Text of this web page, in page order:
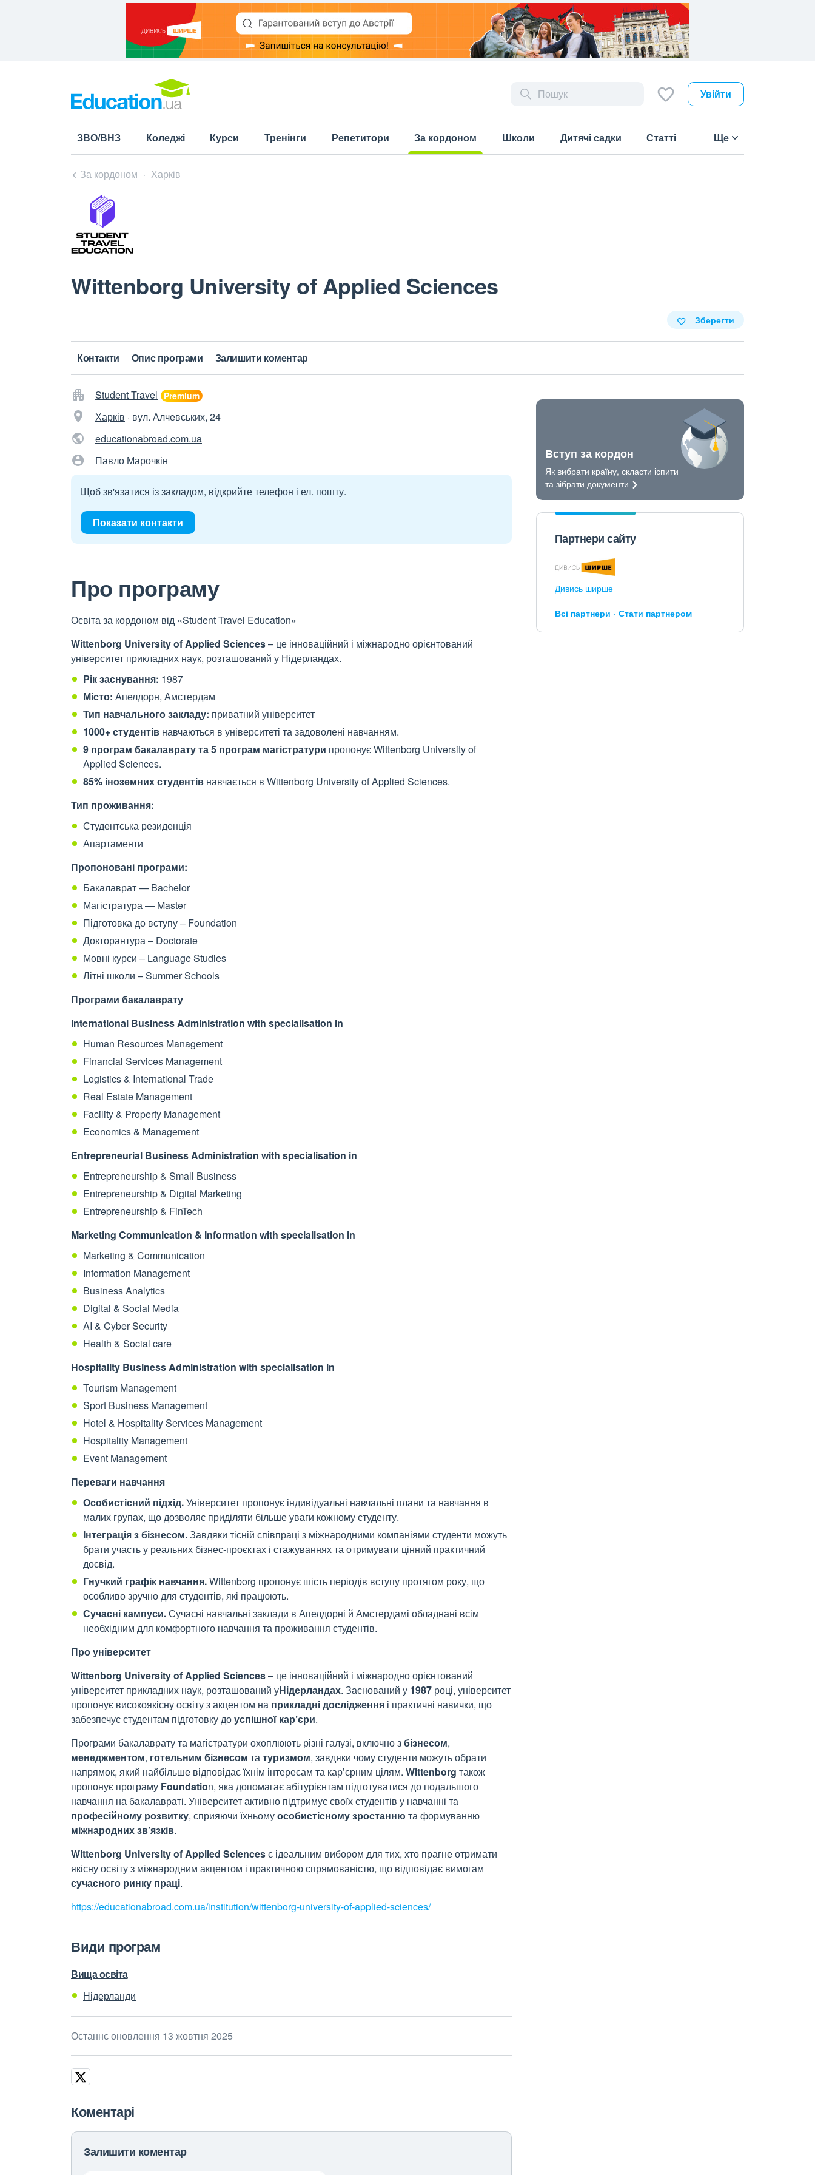
Увійти
ЗВО/ВНЗ Коледжі Курси Тренінги Репетитори
За кордоном
Школи Дитячі садки Статті Ще
За кордоном Харків
Wittenborg University of Applied Sciences
Зберегти
Контакти Опис програми Залишити коментар
Student Travel
Харків · вул. Алчевських, 24
educationabroad.com.ua
Павло Марочкін
Щоб зв'язатися із закладом, відкрийте телефон і ел. пошту.
Показати контакти
Про програму
Освіта за кордоном від «Student Travel Education»
Wittenborg University of Applied Sciences– це інноваційний і міжнародно орієнтований
університет прикладних наук, розташований у Нідерландах.
Рік заснування: 1987
Місто: Апелдорн, Амстердам
Тип навчального закладу: приватний університет
1000+ студентів навчаються в університеті та задоволені навчанням.
9 програм бакалаврату та 5 програм магістратури пропонує Wittenborg University of
Applied Sciences.
85% іноземних студентів навчається в Wittenborg University of Applied Sciences.
Тип проживання:
Студентська резиденція
Апартаменти
Пропоновані програми:
Бакалаврат — Bachelor
Магістратура — Master
Підготовка до вступу – Foundation
Докторантура – Doctorate
Мовні курси – Language Studies
Літні школи – Summer Schools
Програми бакалаврату
International Business Administration with specialisation in
Human Resources Management
Financial Services Management
Logistics & International Trade
Real Estate Management
Facility & Property Management
Economics & Management
Entrepreneurial Business Administration with specialisation in
Entrepreneurship & Small Business
Entrepreneurship & Digital Marketing
Entrepreneurship & FinTech
Marketing Communication & Information with specialisation in
Marketing & Communication
Information Management
Business Analytics
Digital & Social Media
AI & Cyber Security
Health & Social care
Hospitality Business Administration with specialisation in
Tourism Management
Sport Business Management
Hotel & Hospitality Services Management
Hospitality Management
Event Management
Переваги навчання
Особистісний підхід.Університет пропонує індивідуальні навчальні плани та навчання в
малих групах, що дозволяє приділяти більше уваги кожному студенту.
Інтеграція з бізнесом.Завдяки тісній співпраці з міжнародними компаніями студенти можуть
брати участь у реальних бізнес-проєктах і стажуваннях та отримувати цінний практичний
досвід.
Гнучкий графік навчання.Wittenborg пропонує шість періодів вступу протягом року, що
особливо зручно для студентів, які працюють.
Сучасні кампуси.Сучасні навчальні заклади в Апелдорні й Амстердамі обладнані всім
необхідним для комфортного навчання та проживання студентів.
Про університет
Wittenborg UniversityofApplied Sciences– це інноваційний і міжнародно орієнтований
університет прикладних наук, розташований уНідерландах. Заснований у 1987 році, університет
пропонує високоякісну освіту з акцентом на прикладні дослідження і практичні навички, що
забезпечує студентам підготовку доуспішної кар’єри.
Програми бакалаврату та магістратури охоплюють різні галузі, включно збізнесом,
менеджментом, готельним бізнесом татуризмом, завдяки чому студенти можуть обрати
напрямок, який найбільше відповідає їхнім інтересам та кар’єрним цілям. Wittenborg також
пропонує програму Foundation, яка допомагає абітурієнтам підготуватися до подальшого
навчання на бакалавраті. Університет активно підтримує своїх студентів у навчанні та
професійному розвитку, сприяючи їхньомуособистісному зростанню та формуванню
міжнародних зв’язків.
Wittenborg UniversityofApplied Sciencesє ідеальним вибором для тих, хто прагне отримати
якісну освіту з міжнародним акцентом і практичною спрямованістю, що відповідає вимогам
сучасного ринку праці.
https://educationabroad.com.ua/institution/wittenborg-university-of-applied-sciences/
Види програм
Вища освіта
Нідерланди
Останнє оновлення 13 жовтня 2025
Коментарі
Залишити коментар
Вступ за кордон
Як вибрати країну, скласти іспити
та зібрати документи
Партнери сайту
Дивись ширше
Всі партнери Стати партнером